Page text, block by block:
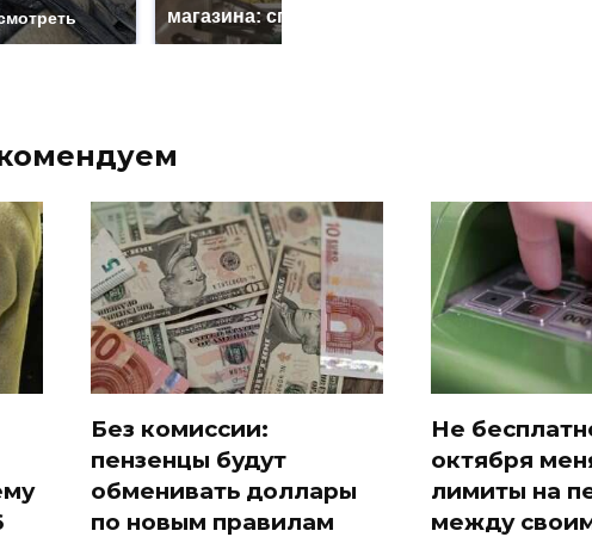
магазина: список
Без комиссии:
пензенцы будут
обменивать доллары
по новым правилам
Не
октября
лимиты на
между